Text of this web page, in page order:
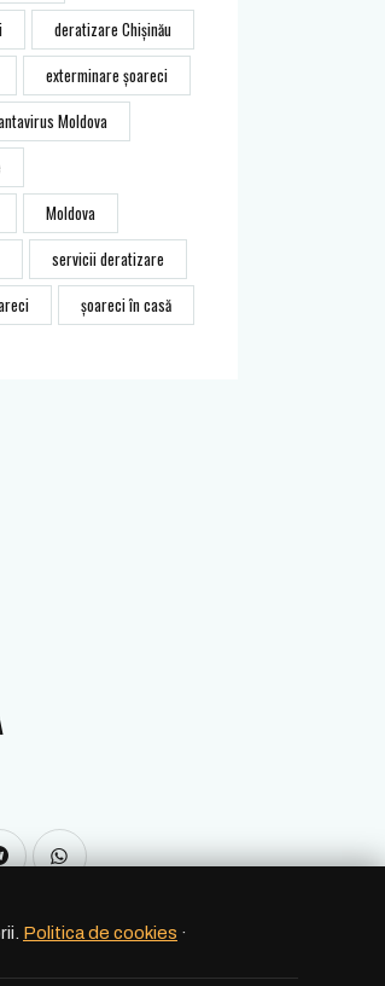
deratizare Chișinău
exterminare șoareci
Moldova
Moldova
servicii deratizare
șoareci în casă
Politica de cookies ·